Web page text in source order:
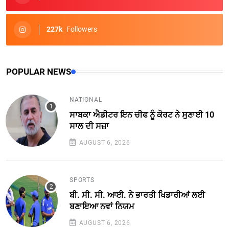
227k Followers
POPULAR NEWS
NATIONAL
ਸਾਬਕਾ ਐਡੀਟਰ ਇਨ ਚੀਫ ਨੂੰ ਕੋਰਟ ਨੇ ਸੁਣਾਈ 10
ਸਾਲ ਦੀ ਸਜ਼ਾ
AUGUST 6, 2026
SPORTS
ਬੀ. ਸੀ. ਸੀ. ਆਈ. ਨੇ ਭਾਰਤੀ ਖਿਡਾਰੀਆਂ ਲਈ
ਬਣਾਇਆ ਨਵਾਂ ਨਿਯਮ
AUGUST 6, 2026